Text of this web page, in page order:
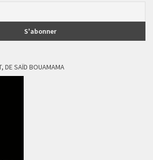
DE SAÏD BOUAMAMA